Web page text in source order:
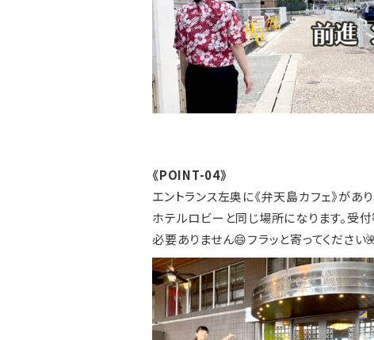
《POINT-04》
エントランス左奥に《弁天島カフェ》があ
ホテルロビーと同じ場所になります。受
必要ありません😄フラッと寄ってください